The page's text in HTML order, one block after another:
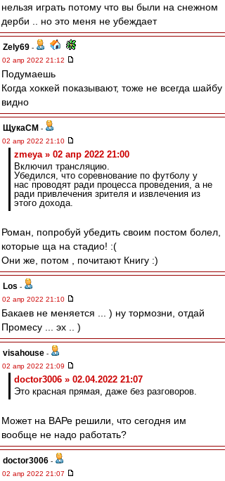
нельзя играть потому что вы были на снежном
дерби .. но это меня не убеждает
Zely69 -
02 апр 2022 21:12
Подумаешь
Когда хоккей показывают, тоже не всегда шайбу
видно
ЩукаСМ -
02 апр 2022 21:10
zmeya » 02 апр 2022 21:00
Включил трансляцию.
Убедился, что соревнование по футболу у
нас проводят ради процесса проведения, а не
ради привлечения зрителя и извлечения из
этого дохода.
Роман, попробуй убедить своим постом болел,
которые ща на стадио! :(
Они же, потом , почитают Книгу :)
Los -
02 апр 2022 21:10
Бакаев не меняется ... ) ну тормозни, отдай
Промесу ... эх .. )
visahouse -
02 апр 2022 21:09
doctor3006 » 02.04.2022 21:07
Это красная прямая, даже без разговоров.
Может на ВАРе решили, что сегодня им
вообще не надо работать?
doctor3006 -
02 апр 2022 21:07